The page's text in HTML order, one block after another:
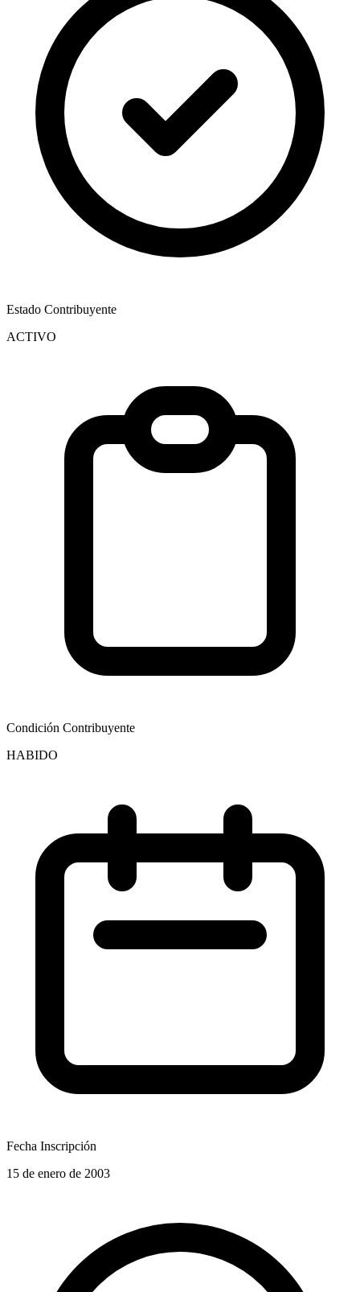
Estado Contribuyente
ACTIVO
Condición Contribuyente
HABIDO
Fecha Inscripción
15 de enero de 2003